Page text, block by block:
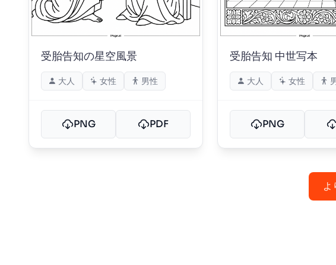
受胎告知の星空風景
大人 女性 男性
PNG PDF
受胎告知 中世写本
大人 女性
PNG
よ